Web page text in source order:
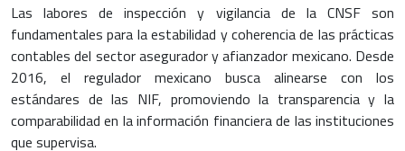
Las labores de inspección y vigilancia de la CNSF son
fundamentales para la estabilidad y coherencia de las prácticas
contables del sector asegurador y afianzador mexicano. Desde
2016, el regulador mexicano busca alinearse con los
estándares de las NIF, promoviendo la transparencia y la
comparabilidad en la información financiera de las instituciones
que supervisa.